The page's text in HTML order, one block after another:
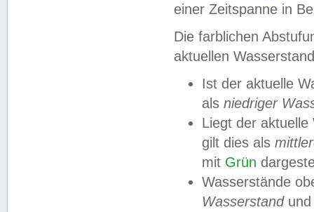
einer Zeitspanne in
Die farblichen
aktuellen
Ist der aktuelle
als niedriger
Liegt der
gilt dies als
mit Grün
Wasserstände
Wasserstandund